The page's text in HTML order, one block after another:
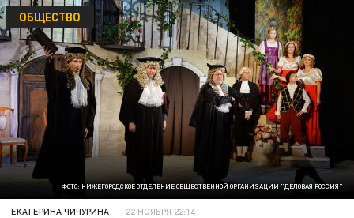
ФОТО: НИЖЕГОРОДСКОЕ ОТДЕЛЕНИЕ ОБЩЕСТВЕННОЙ ОРГАНИЗАЦИИ "ДЕЛОВАЯ РОССИЯ"
ОБЩЕСТВО
ЕКАТЕРИНА ЧИЧУРИНА 22 НОЯБРЯ 22:14